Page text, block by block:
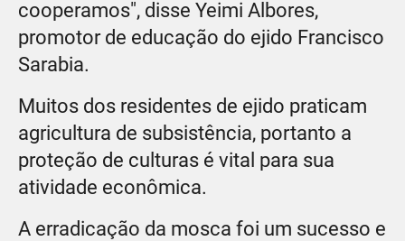
cooperamos", disse Yeimi Albores,
promotor de educação do ejido Francisco
Sarabia.
Muitos dos residentes de ejido praticam
agricultura de subsistência, portanto a
proteção de culturas é vital para sua
atividade econômica.
A erradicação da mosca foi um sucesso e